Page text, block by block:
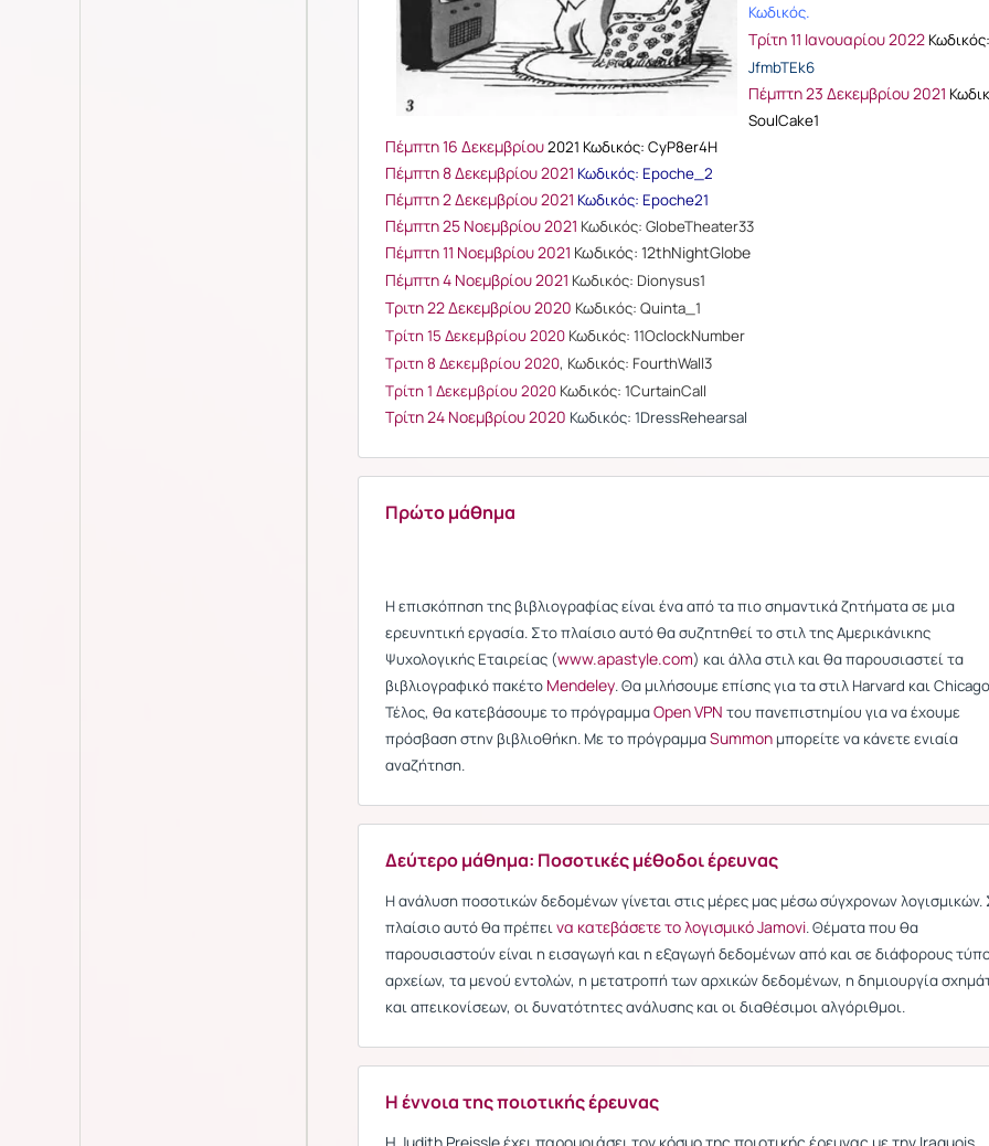
Κωδικός.
Τρίτη 11 Ιανουαρίου 2022 Κωδικός:
JfmbTEk6
Πέμπτη 23 Δεκεμβρίου 2021
SoulCake1
Πέμπτη 16 Δεκεμβρίου2021 Κωδικός: CyP8er4H
Πέμπτη 8 Δεκεμβρίου 2021 Κωδικός: Epoche_2
Πέμπτη 2 Δεκεμβρίου 2021 Κωδικός: Epoche21
Πέμπτη 25 Νοεμβρίου 2021 Κωδικός: GlobeTheater33
Πέμπτη 11 Νοεμβρίου 2021 Κωδικός: 12thNightGlobe
Πέμπτη 4 Νοεμβρίου 2021 Κωδικός: Dionysus1
Τριτη 22 Δεκεμβρίου 2020 Κωδικός: Quinta_1
Τρίτη 15 Δεκεμβρίου 2020 Κωδικός: 11OclockNumber
Τριτη 8 Δεκεμβρίου 2020, Κωδικός: FourthWall3
Τρίτη 1 Δεκεμβρίου 2020 Κωδικός: 1CurtainCall
Τρίτη 24 Νοεμβρίου 2020 Κωδικός: 1DressRehearsal
Πρώτο μάθημα
Η επισκόπηση της βιβλιογραφίας είναι ένα από τα πιο σημαντικά ζητήματα σε μια
ερευνητική εργασία. Στο πλαίσιο αυτό θα συζητηθεί το στιλ της Αμερικάνικης
Ψυχολογικής Εταιρείας (www.apastyle.com) και άλλα στιλ και θα παρουσιαστεί τα
βιβλιογραφικό πακέτο Mendeley. Θα μιλήσουμε επίσης για τα στιλ Harvard και
Τέλος, θα κατεβάσουμε το πρόγραμμαOpen VPN του πανεπιστημίου για να έχουμε
πρόσβαση στην βιβλιοθήκη. Με το πρόγραμμαSummon μπορείτε να κάνετε ενιαία
αναζήτηση.
Δεύτερο μάθημα: Ποσοτικές μέθοδοι έρευνας
Η ανάλυση ποσοτικών δεδομένων γίνεται στις μέρες μας μέσω σύγχρονων λογισμικών.
πλαίσιο αυτό θα πρέπεινα κατεβάσετε το λογισμικό Jamovi. Θέματα που θα
παρουσιαστούν είναι η εισαγωγή και η εξαγωγή δεδομένων από και σε διάφορους
αρχείων, τα μενού εντολών, η μετατροπή των αρχικών δεδομένων, η δημιουργία
και απεικονίσεων, οι δυνατότητες ανάλυσης και οι διαθέσιμοι αλγόριθμοι.
Η έννοια της ποιοτικής έρευνας